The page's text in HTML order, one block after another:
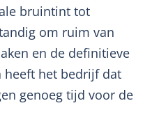
bruintint tot
om ruim van
en de definitieve
heeft het bedrijf dat
genoeg tijd voor de